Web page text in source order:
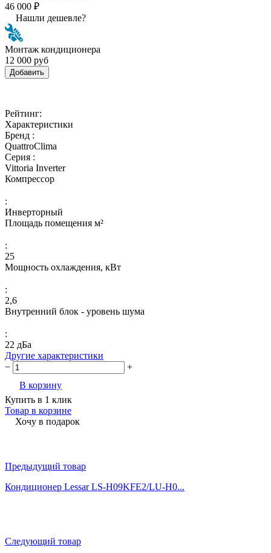
46 000 ₽
Нашли дешевле?
Монтаж кондиционера
12 000 руб
Добавить
Рейтинг:
Характеристики
Бренд :
QuattroClima
Серия :
Vittoria Inverter
Компрессор
:
Инверторный
Площадь помещения м²
:
25
Мощность охлаждения, кВт
:
2,6
Внутренний блок - уровень шума
:
22 дБа
Другие характеристики
−
+
В корзину
Купить в 1 клик
Товар в корзине
Хочу в подарок
Предыдущий товар
Кондиционер Lessar LS-H09KFE2/LU-H0...
Следующий товар